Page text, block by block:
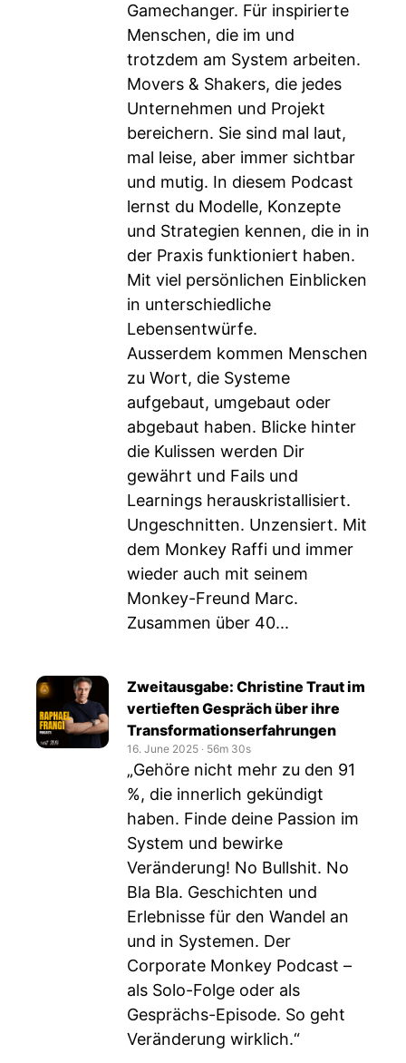
Gamechanger. Für inspirierte
Menschen, die im und
trotzdem am System arbeiten.
Movers & Shakers, die jedes
Unternehmen und Projekt
bereichern. Sie sind mal laut,
mal leise, aber immer sichtbar
und mutig. In diesem Podcast
lernst du Modelle, Konzepte
und Strategien kennen, die in in
der Praxis funktioniert haben.
Mit viel persönlichen Einblicken
in unterschiedliche
Lebensentwürfe.
Ausserdem kommen Menschen
zu Wort, die Systeme
aufgebaut, umgebaut oder
abgebaut haben. Blicke hinter
die Kulissen werden Dir
gewährt und Fails und
Learnings herauskristallisiert.
Ungeschnitten. Unzensiert. Mit
dem Monkey Raffi und immer
wieder auch mit seinem
Monkey-Freund Marc.
Zusammen über 40...
Zweitausgabe: Christine Traut im
vertieften Gespräch über ihre
Transformationserfahrungen
16. June 2025 ‧ 56m 30s
„Gehöre nicht mehr zu den 91
%, die innerlich gekündigt
haben. Finde deine Passion im
System und bewirke
Veränderung! No Bullshit. No
Bla Bla. Geschichten und
Erlebnisse für den Wandel an
und in Systemen. Der
Corporate Monkey Podcast –
als Solo-Folge oder als
Gesprächs-Episode. So geht
Veränderung wirklich.“